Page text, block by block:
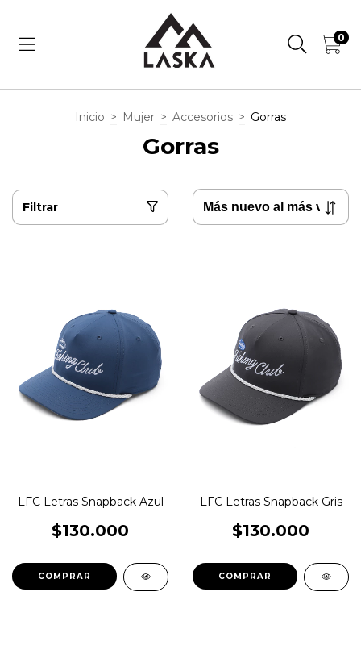
0
Inicio > Mujer > Accesorios > Gorras
Gorras
Filtrar
LFC Letras Snapback Azul
$130.000
LFC Letras Snapback Gris
$130.000